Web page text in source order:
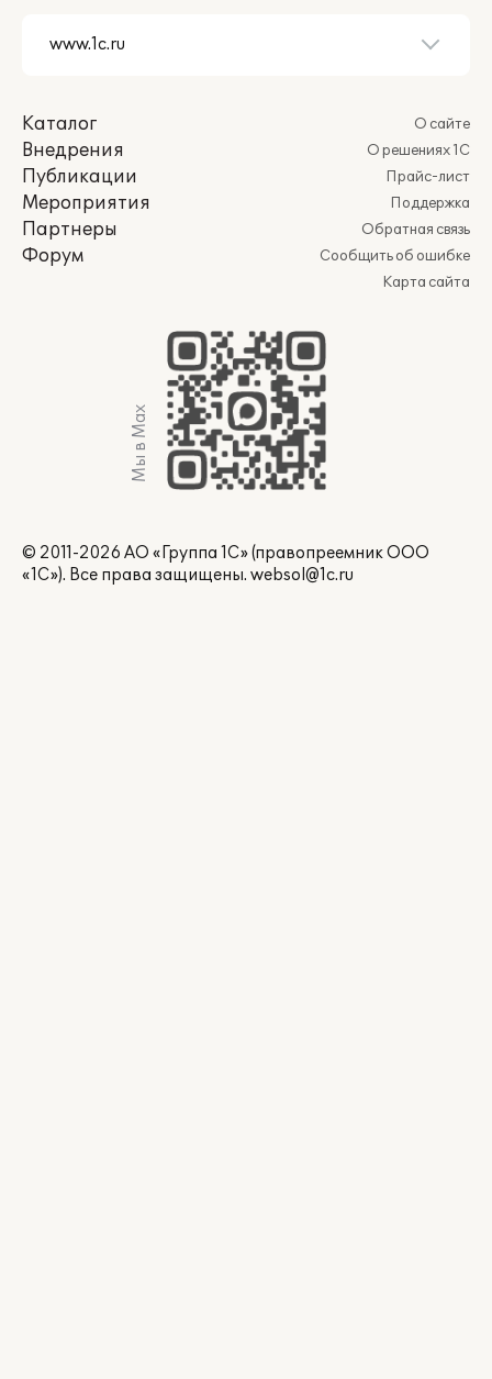
Каталог
Внедрения
Публикации
Мероприятия
Партнеры
Форум
О сайте
О решениях 1С
Прайс-лист
Поддержка
Обратная связь
Сообщить об ошибке
Карта сайта
Мы в Max
© 2011-2026 АО «Группа 1С» (правопреемник ООО
«1С»). Все права защищены. websol@1c.ru